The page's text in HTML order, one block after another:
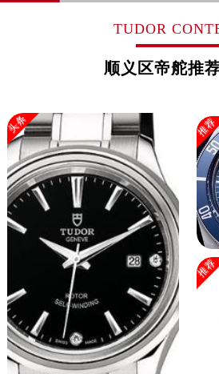
TUDOR
顺义区帝舵推
头条 推荐
推荐